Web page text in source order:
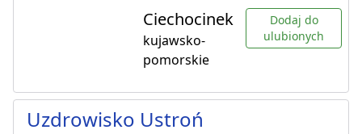
Ciechocinek
kujawsko-
pomorskie
Dodaj do
ulubionych
Uzdrowisko Ustroń